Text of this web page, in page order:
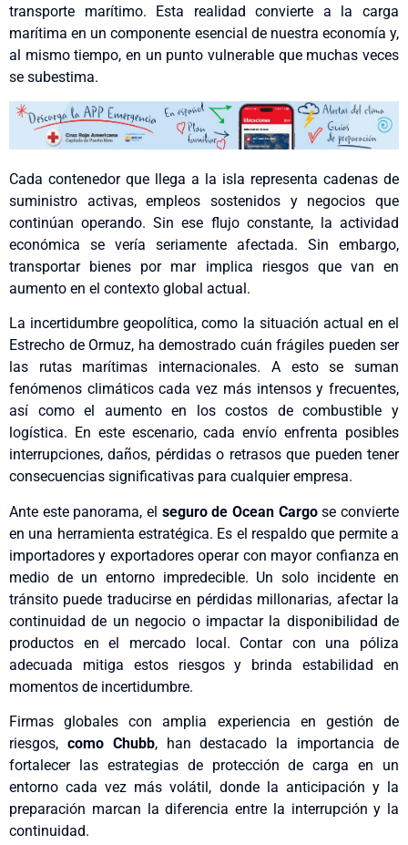
transporte marítimo. Esta realidad convierte a la carga
marítima en un componente esencial de nuestra economía y,
al mismo tiempo, en un punto vulnerable que muchas veces
se subestima.
Cada contenedor que llega a la isla representa cadenas de
suministro activas, empleos sostenidos y negocios que
continúan operando. Sin ese flujo constante, la actividad
económica se vería seriamente afectada. Sin embargo,
transportar bienes por mar implica riesgos que van en
aumento en el contexto global actual.
La incertidumbre geopolítica, como la situación actual en el
Estrecho de Ormuz, ha demostrado cuán frágiles pueden ser
las rutas marítimas internacionales. A esto se suman
fenómenos climáticos cada vez más intensos y frecuentes,
así como el aumento en los costos de combustible y
logística. En este escenario, cada envío enfrenta posibles
interrupciones, daños, pérdidas o retrasos que pueden tener
consecuencias significativas para cualquier empresa.
Ante este panorama, el seguro de Ocean Cargose convierte
en una herramienta estratégica. Es el respaldo que permite a
importadores y exportadores operar con mayor confianza en
medio de un entorno impredecible. Un solo incidente en
tránsito puede traducirse en pérdidas millonarias, afectar la
continuidad de un negocio o impactar la disponibilidad de
productos en el mercado local. Contar con una póliza
adecuada mitiga estos riesgos y brinda estabilidad en
momentos de incertidumbre.
Firmas globales con amplia experiencia en gestión de
riesgos, como Chubb, han destacado la importancia de
fortalecer las estrategias de protección de carga en un
entorno cada vez más volátil, donde la anticipación y la
preparación marcan la diferencia entre la interrupción y la
continuidad.